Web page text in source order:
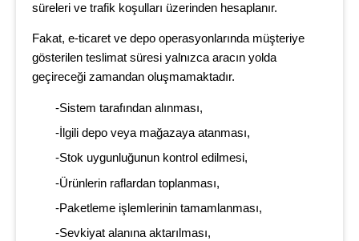
süreleri ve trafik koşulları üzerinden hesaplanır.
Fakat, e-ticaret ve depo operasyonlarında müşteriye
gösterilen teslimat süresi yalnızca aracın yolda
geçireceği zamandan oluşmamaktadır.
-Sistem tarafından alınması,
-İlgili depo veya mağazaya atanması,
-Stok uygunluğunun kontrol edilmesi,
-Ürünlerin raflardan toplanması,
-Paketleme işlemlerinin tamamlanması,
-Sevkiyat alanına aktarılması,